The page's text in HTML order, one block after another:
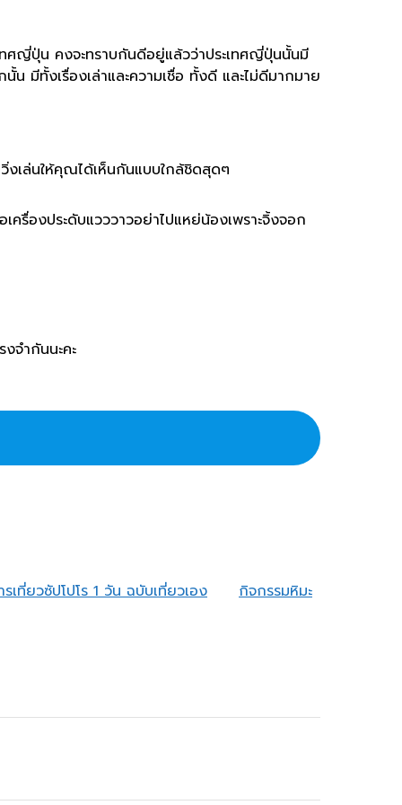
ศญี่ปุ่น คงจะทราบกันดีอยู่แล้วว่าประเทศญี่ปุ่นนั้นมี
น มีทั้งเรื่องเล่าและความเชื่อ ทั้งดี และไม่ดีมากมาย
งเล่นให้คุณได้เห็นกันแบบใกล้ชิดสุดๆ
รื่องประดับแวววาวอย่าไปแหย่น้องเพราะจิ้งจอก
จำกันนะคะ
เที่ยวซัปโปโร 1 วัน ฉบับเที่ยวเอง
กิจกรรมหิมะ